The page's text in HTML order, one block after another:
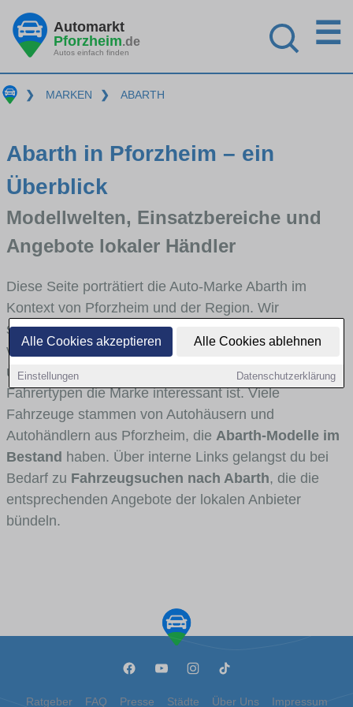
Alle Cookies akzeptieren Alle Cookies ablehnen
Einstellungen Datenschutzerklärung
Automarkt
Pforzheim.de
Autos einfach finden
☰
❯ MARKEN ❯ ABARTH
Abarth in Pforzheim – ein
Überblick
Modellwelten, Einsatzbereiche und
Angebote lokaler Händler
Diese Seite porträtiert die Auto-Marke Abarth im
Kontext von Pforzheim und der Region. Wir
skizzieren, in welchen Fahrzeugklassen Abarth stark
vertreten ist, welche Modellreihen häufig im Stadt-
und Umlandverkehr zu sehen sind und für welche
Fahrertypen die Marke interessant ist. Viele
Fahrzeuge stammen von Autohäusern und
Autohändlern aus Pforzheim, die Abarth-Modelle im
Bestand haben. Über interne Links gelangst du bei
Bedarf zu Fahrzeugsuchen nach Abarth, die die
entsprechenden Angebote der lokalen Anbieter
bündeln.
Ratgeber FAQ Presse Städte Über Uns Impressum